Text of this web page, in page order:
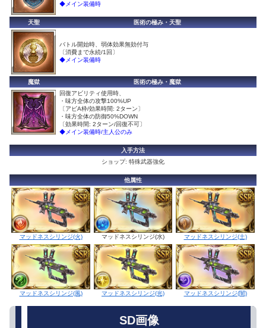
◆メイン装備時
天聖 医術の極み・天聖
バトル開始時、弱体効果無効付与
〔消費まで永続/1回〕
◆メイン装備時
魔獄
医術の極み・魔獄
回復アビリティ使用時、
・味方全体の攻撃100%UP
〔アビA枠/効果時間: 2ターン〕
・味方全体の防御50%DOWN
〔効果時間: 2ターン/回復不可〕
◆メイン装備時/主人公のみ
入手方法
ショップ: 特殊武器強化
他属性
マッドネスシリンジ(火) マッドネスシリンジ(水) マッドネスシリンジ(土)
マッドネスシリンジ(風) マッドネスシリンジ(光) マッドネスシリンジ(闇)
SD画像